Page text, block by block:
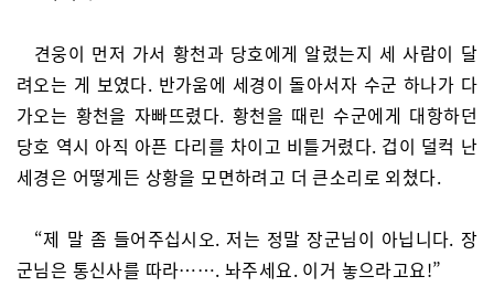
견웅이 먼저 가서 황천과 당호에게 알렸는지 세 사람이 달
려오는 게 보였다. 반가움에 세경이 돌아서자 수군 하나가 다
가오는 황천을 자빠뜨렸다. 황천을 때린 수군에게 대항하던
당호 역시 아직 아픈 다리를 차이고 비틀거렸다. 겁이 덜컥 난
세경은 어떻게든 상황을 모면하려고 더 큰소리로 외쳤다.
“제 말 좀 들어주십시오. 저는 정말 장군님이 아닙니다. 장
군님은 통신사를 따라……. 놔주세요. 이거 놓으라고요!”